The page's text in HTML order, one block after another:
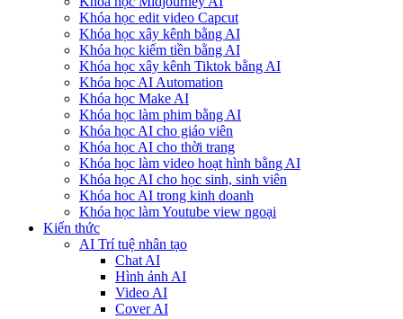
Khóa học edit video Capcut
Khóa học xây kênh bằng AI
Khóa học kiếm tiền bằng AI
Khóa học xây kênh Tiktok bằng AI
Khóa học AI Automation
Khóa học Make AI
Khóa học làm phim bằng AI
Khóa học AI cho giáo viên
Khóa học AI cho thời trang
Khóa học làm video hoạt hình bằng AI
Khóa học AI cho học sinh, sinh viên
Khóa hoc AI trong kinh doanh
Khóa học làm Youtube view ngoại
Kiến thức
AI Trí tuệ nhân tạo
Chat AI
Hình ảnh AI
Video AI
Cover AI